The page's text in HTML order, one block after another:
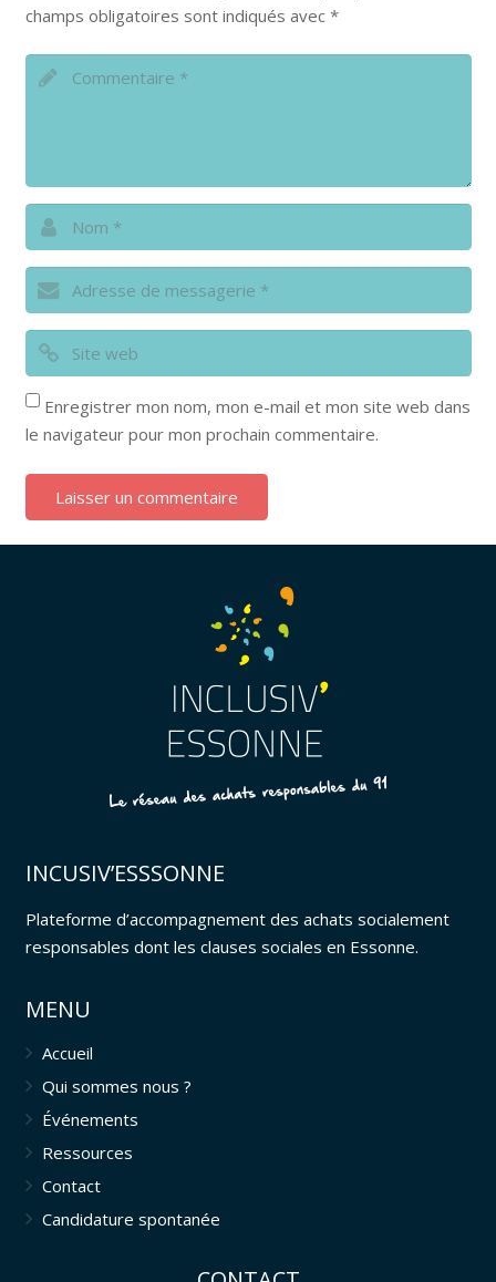
champs obligatoires sont indiqués avec *
Enregistrer mon nom, mon e-mail et mon site web dans
le navigateur pour mon prochain commentaire.
INCUSIV’ESSSONNE
Plateforme d’accompagnement des achats socialement
responsables dont les clauses sociales en Essonne.
MENU
Accueil
Qui sommes nous ?
Événements
Ressources
Contact
Candidature spontanée